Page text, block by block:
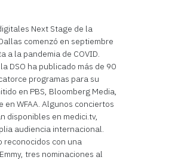
Next Stage de la
comenzó en septiembre
a la pandemia de COVID.
DSO ha publicado más de 90
programas para su
en PBS, Bloomberg Media,
en WFAA. Algunos conciertos
disponibles en medici.tv,
audiencia internacional.
reconocidos con una
tres nominaciones al